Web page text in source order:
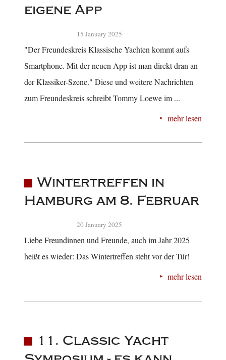
eigene App
15 January 2025
"Der Freundeskreis Klassische Yachten kommt aufs
Smartphone. Mit der neuen App ist man direkt dran an
der Klassiker-Szene." Diese und weitere Nachrichten
zum Freundeskreis schreibt Tommy Loewe im ...
mehr lesen
Wintertreffen in
Hamburg am 8. Februar
20 January 2025
Liebe Freundinnen und Freunde, auch im Jahr 2025
heißt es wieder: Das Wintertreffen steht vor der Tür!
mehr lesen
11. Classic Yacht